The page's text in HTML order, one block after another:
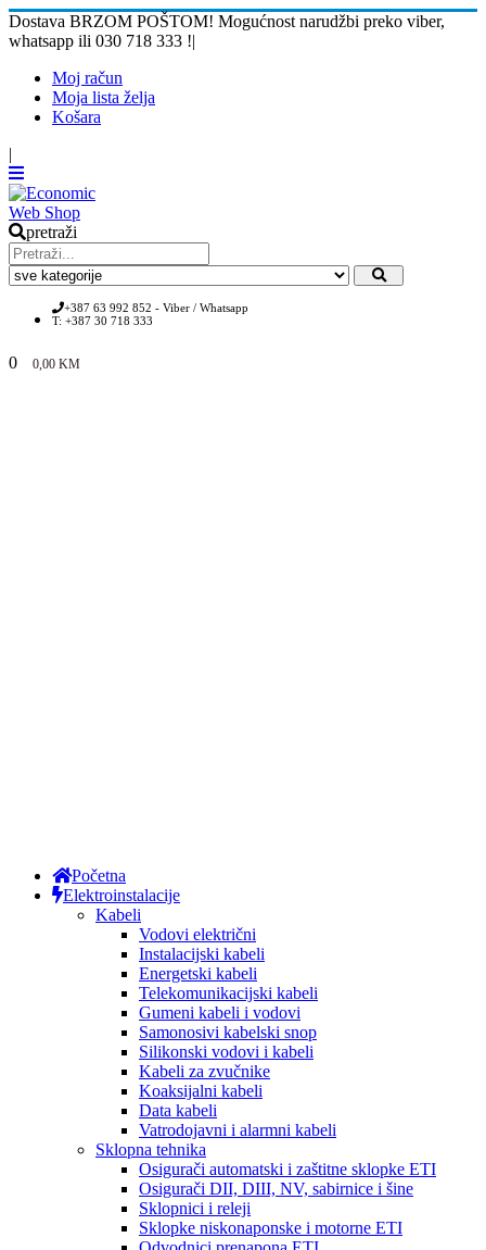
Dostava BRZOM POŠTOM! Mogućnost narudžbi preko viber,
whatsapp ili 030 718 333 !|
Moj račun
Moja lista želja
Košara
|
pretraži
+387 63 992 852 - Viber / Whatsapp
T: +387 30 718 333
0 0,00 KM
Početna
Elektroinstalacije
Kabeli
Vodovi električni
Instalacijski kabeli
Energetski kabeli
Telekomunikacijski kabeli
Gumeni kabeli i vodovi
Samonosivi kabelski snop
Silikonski vodovi i kabeli
Kabeli za zvučnike
Koaksijalni kabeli
Data kabeli
Vatrodojavni i alarmni kabeli
Sklopna tehnika
Osigurači automatski i zaštitne sklopke ETI
Osigurači DII, DIII, NV, sabirnice i šine
Sklopnici i releji
Sklopke niskonaponske i motorne ETI